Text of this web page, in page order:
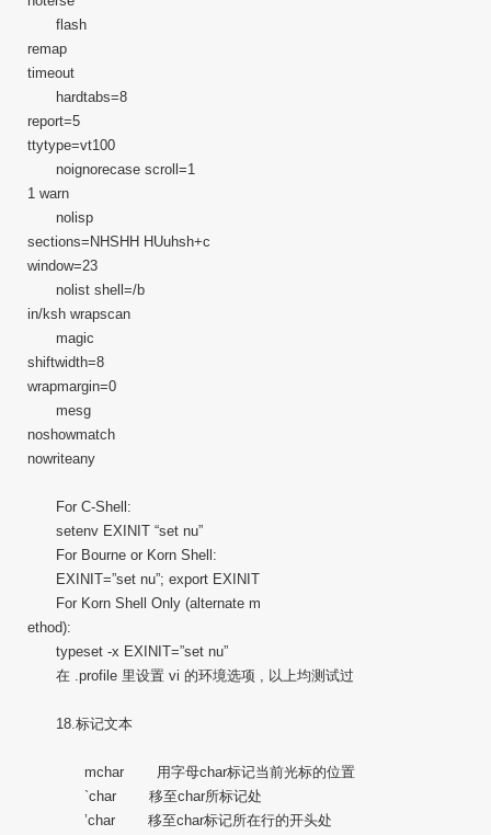
flash
remap
timeout
hardtabs=8
report=5
ttytype=vt100
noignorecase scroll=1
1 warn
nolisp
sections=NHSHH HUuhsh+c
window=23
nolist shell=/b
in/ksh wrapscan
magic
shiftwidth=8
wrapmargin=0
mesg
noshowmatch
nowriteany
For C-Shell:
setenv EXINIT “set nu”
For Bourne or Korn Shell:
EXINIT=”set nu”; export EXINIT
For Korn Shell Only (alternate m
ethod):
typeset -x EXINIT=”set nu”
在 .profile 里设置 vi 的环境选项 , 以上均测试过
18.标记文本
mchar 用字母char标记当前光标的位置
`char 移至char所标记处
’char 移至char标记所在行的开头处